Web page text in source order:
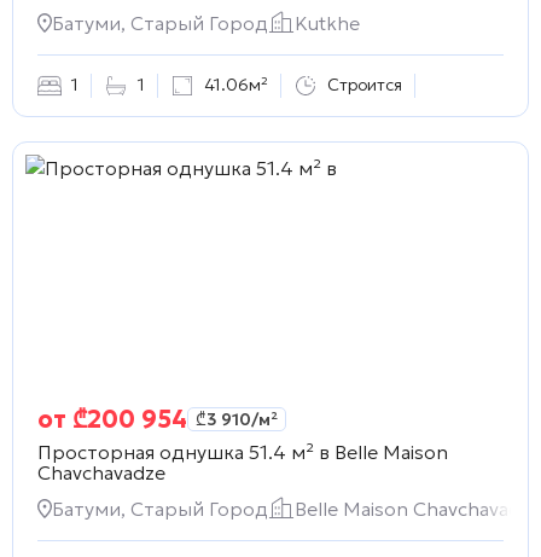
Батуми, Старый Город
Kutkhe
1 1 41.06м² Строится
от ₾200 954 ₾3 910/м²
Просторная однушка 51.4 м² в Belle Maison
Chavchavadze
Батуми, Старый Город
Belle Maison Chavchavadze